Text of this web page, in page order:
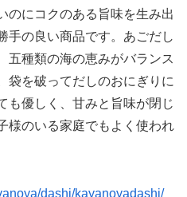
のにコクのある旨味を生み出
手の良い商品です。あごだし
五種類の海の恵みがバランス
袋を破ってだしのおにぎりに
も優しく、甘みと旨味が閉じ
様のいる家庭でもよく使われ
dashi/kayanoyadashi/